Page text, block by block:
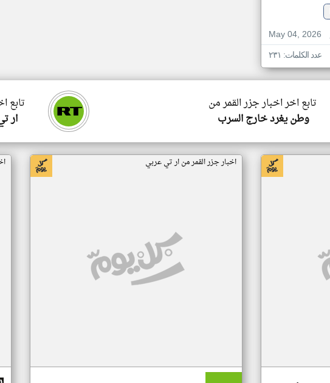
May 04, 2026
عدد الكلمات: ٢٣١
تابع
ار
تابع اخر اخبار جزر القمر من
وطن يغرد خارج السرب
اخبار جزر القمر من ار تي عربي